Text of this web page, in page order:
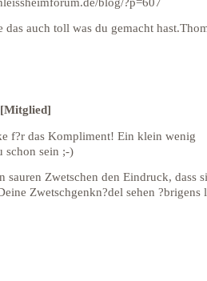
das auch toll was du gemacht
[Mitglied]
f?r das Kompliment! Ein klein wenig
schon sein ;-)
sauren Zwetschen den Eindruck, dass
Zwetschgenkn?del sehen ?brigens